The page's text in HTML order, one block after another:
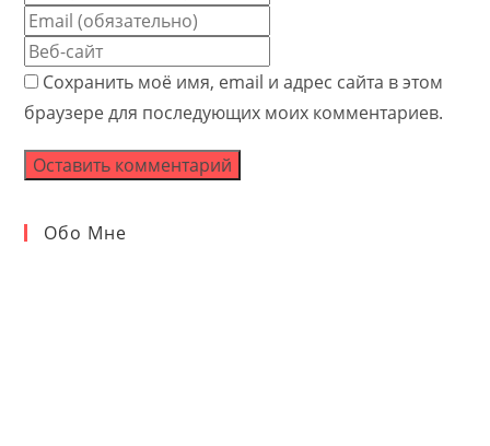
your
name
or
username
to
comment
Enter
your
email
address
to
comment
Enter
your
website
(optional)
Сохранить моё имя, email и адрес сайта в этом
браузере для последующих моих комментариев.
Обо Мне